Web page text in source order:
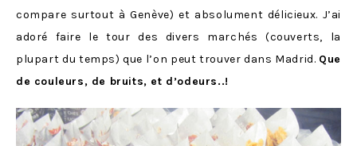
compare surtout à Genève) et absolument délicieux. J’ai
adoré faire le tour des divers marchés (couverts, la
plupart du temps) que l’on peut trouver dans Madrid. Que
de couleurs, de bruits, et d’odeurs..!